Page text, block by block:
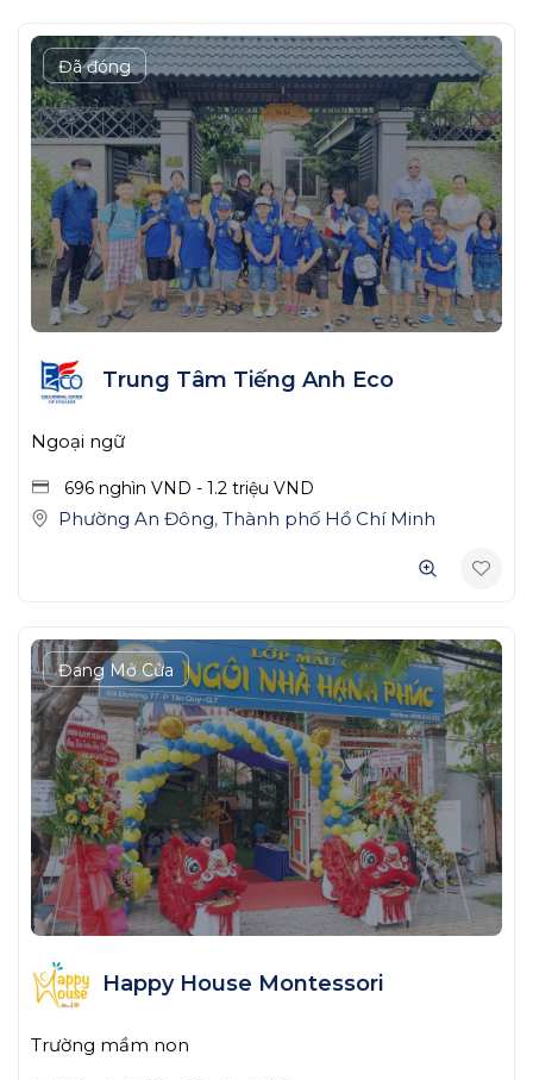
Đã đóng
Trung Tâm Tiếng Anh Eco
Ngoại ngữ
696 nghìn VND - 1.2 triệu VND
Phường An Đông, Thành phố Hồ Chí Minh
Đang Mở Cửa
Happy House Montessori
Trường mầm non